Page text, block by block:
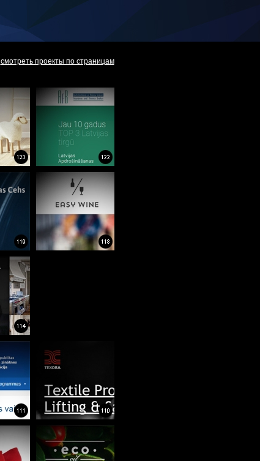
смотреть проекты по страницам